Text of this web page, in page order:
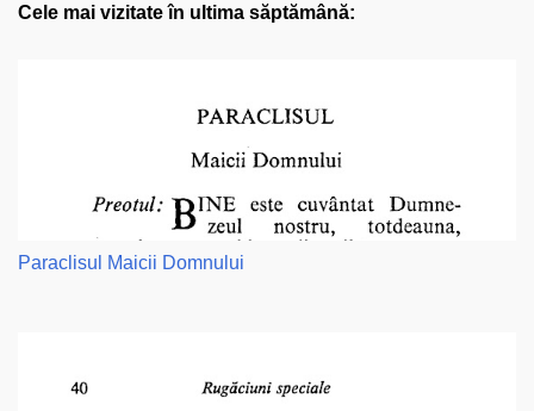
Cele mai vizitate în ultima săptămână:
Paraclisul Maicii Domnului